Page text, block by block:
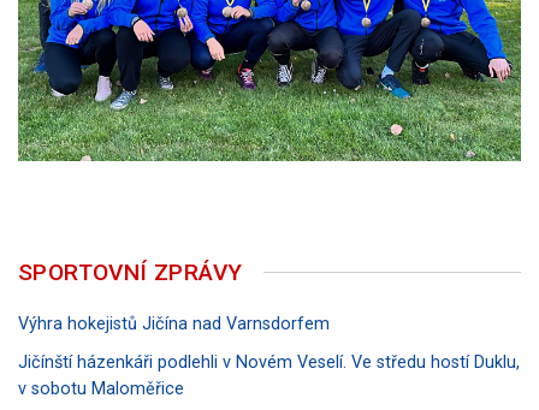
SPORTOVNÍ ZPRÁVY
Výhra hokejistů Jičína nad Varnsdorfem
Jičínští házenkáři podlehli v Novém Veselí. Ve středu hostí Duklu,
v sobotu Maloměřice